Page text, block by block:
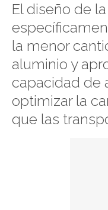
El diseño de
la menor
aluminio y
capacidad de
optimizar la
que las